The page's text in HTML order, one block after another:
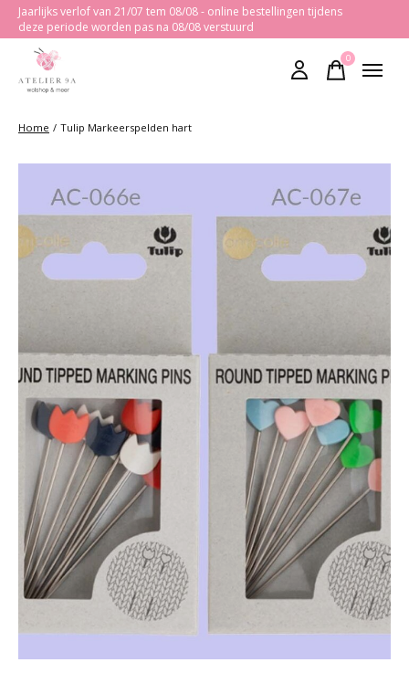
Jaarlijks verlof van 21/07 tem 08/08 - online bestellingen tijdens
deze periode worden pas na 08/08 verstuurd
0items
Home / Tulip Markeerspelden hart